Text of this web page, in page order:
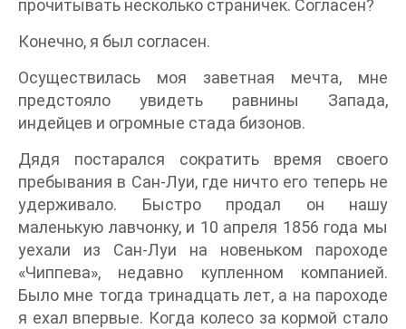
прочитывать несколько страничек. Согласен?
Конечно, я был согласен.
Осуществилась моя заветная мечта, мне
предстояло увидеть равнины Запада,
индейцев и огромные стада бизонов.
Дядя постарался сократить время своего
пребывания в Сан-Луи, где ничто его теперь не
удерживало. Быстро продал он нашу
маленькую лавчонку, и 10 апреля 1856 года мы
уехали из Сан-Луи на новеньком пароходе
«Чиппева», недавно купленном компанией.
Было мне тогда тринадцать лет, а на пароходе
я ехал впервые. Когда колесо за кормой стало